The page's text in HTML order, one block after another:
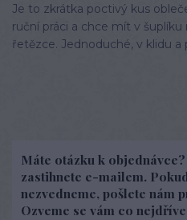
Je to zkrátka poctivý kus
ruční práci a chce mít v šuplíku
řetězce. Jednoduché, v klidu a
Máte otázku k
zastihnete e-mailem.
nezvedneme, pošlete nám
Ozveme se vám co